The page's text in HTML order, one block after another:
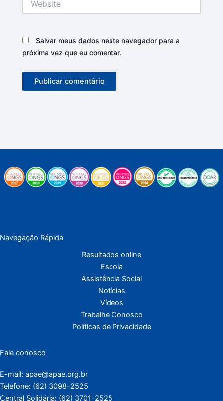
Salvar meus dados neste navegador para a
próxima vez que eu comentar.
Navegação Rápida
Resultados online
Escola
Assistência Social
Notícias
Vídeos
Trabalhe Conosco
Políticas de Privacidade
Fale conosco
E-mail: apae@apae.org.br
Telefone: (62) 3098-2525
Central Solidária: (62) 3701-2525